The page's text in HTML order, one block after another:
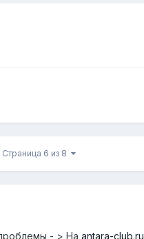
Страница 6 из 8
- > На antara-club.ru